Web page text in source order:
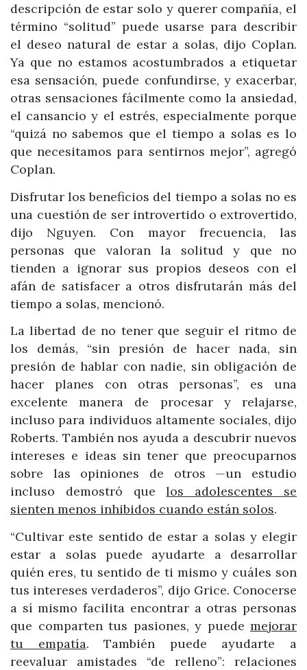
descripción de estar solo y querer compañía, el
término “solitud” puede usarse para describir
el deseo natural de estar a solas, dijo Coplan.
Ya que no estamos acostumbrados a etiquetar
esa sensación, puede confundirse, y exacerbar,
otras sensaciones fácilmente como la ansiedad,
el cansancio y el estrés, especialmente porque
“quizá no sabemos que el tiempo a solas es lo
que necesitamos para sentirnos mejor”, agregó
Coplan.
Disfrutar los beneficios del tiempo a solas no es
una cuestión de ser introvertido o extrovertido,
dijo Nguyen. Con mayor frecuencia, las
personas que valoran la solitud y que no
tienden a ignorar sus propios deseos con el
afán de satisfacer a otros disfrutarán más del
tiempo a solas, mencionó.
La libertad de no tener que seguir el ritmo de
los demás, “sin presión de hacer nada, sin
presión de hablar con nadie, sin obligación de
hacer planes con otras personas”, es una
excelente manera de procesar y relajarse,
incluso para individuos altamente sociales, dijo
Roberts. También nos ayuda a descubrir nuevos
intereses e ideas sin tener que preocuparnos
sobre las opiniones de otros —un estudio
incluso demostró quelos adolescentes se
sienten menos inhibidos cuando están solos.
“Cultivar este sentido de estar a solas y elegir
estar a solas puede ayudarte a desarrollar
quién eres, tu sentido de ti mismo y cuáles son
tus intereses verdaderos”, dijo Grice. Conocerse
a sí mismo facilita encontrar a otras personas
que comparten tus pasiones, y puede mejorar
tu empatía. También puede ayudarte a
reevaluar amistades “de relleno”: relaciones